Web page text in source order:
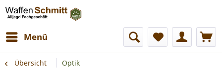
Menü
Übersicht Optik